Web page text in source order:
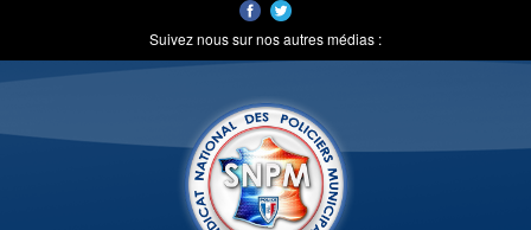
Suivez nous sur nos autres médias :